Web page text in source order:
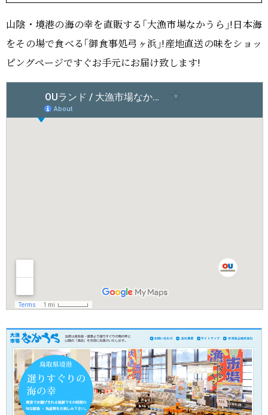
山陰・境港の海の幸を直販する｢大漁市場なかうら｣!日本海
をその場で食べる｢御食事処弓ヶ浜｣!産地直送の味をショッ
ピングページですぐお手元にお届け致します!